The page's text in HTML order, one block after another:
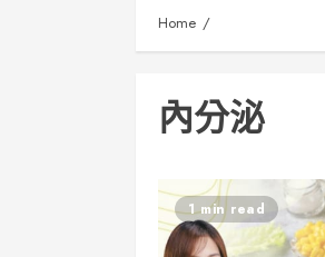
Home
內分泌
1 min read